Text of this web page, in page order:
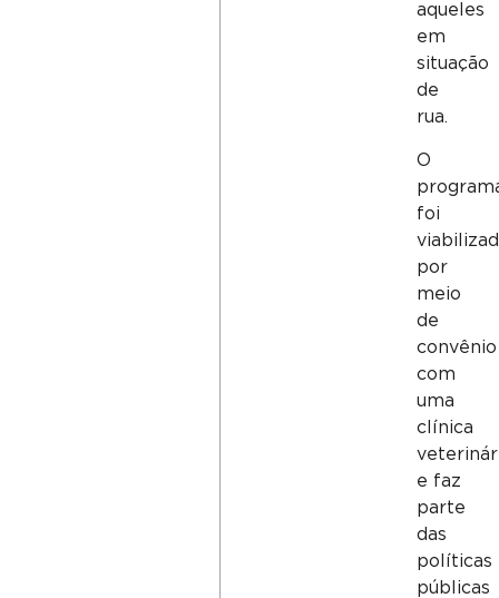
aqueles
em
situação
de
rua.
O
foi
por
meio
de
convênio
com
uma
clínica
e faz
parte
das
políticas
públicas